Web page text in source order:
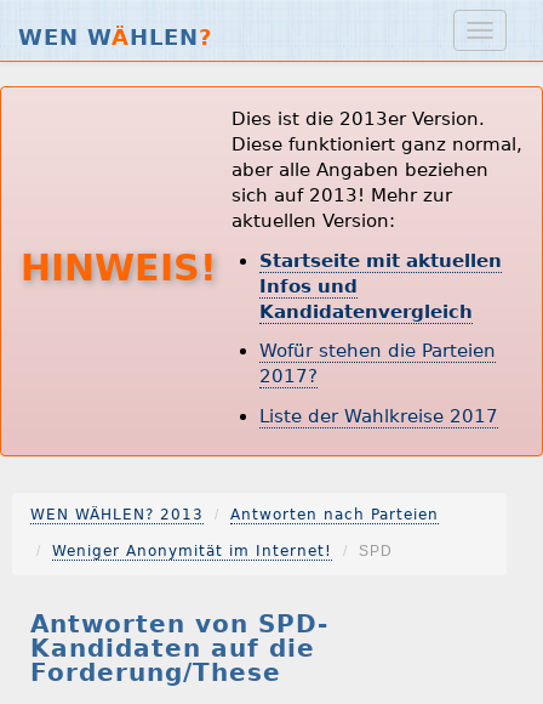
WEN WÄHLEN?
HINWEIS!
Dies ist die 2013er Version.
Diese funktioniert ganz normal,
aber alle Angaben beziehen
sich auf 2013! Mehr zur
aktuellen Version:
Startseite mit aktuellen
Infos und
Kandidatenvergleich
Wofür stehen die Parteien
2017?
Liste der Wahlkreise 2017
WEN WÄHLEN? 2013 Antworten nach Parteien
Weniger Anonymität im Internet! SPD
Antworten von SPD-
Kandidaten auf die
Forderung/These